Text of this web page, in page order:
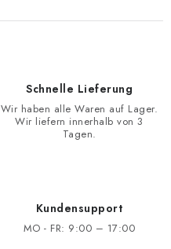
Schnelle Lieferung
Wir haben alle Waren auf Lager.
Wir liefern innerhalb von 3
Tagen.
Kundensupport
MO - FR: 9:00 – 17:00